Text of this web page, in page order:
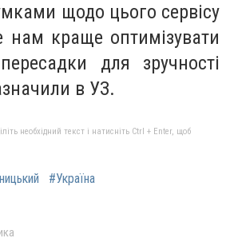
щодо цього сервісу
краще оптимізувати
для зручності
в УЗ.
необхідний текст і натисніть Ctrl + Enter, щоб
#Україна